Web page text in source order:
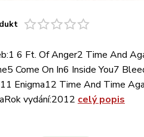
6 Ft. Of Anger2 Time And
Come On In6 Inside You7
Enigma12 Time And Time
vydání:2012 celý popis